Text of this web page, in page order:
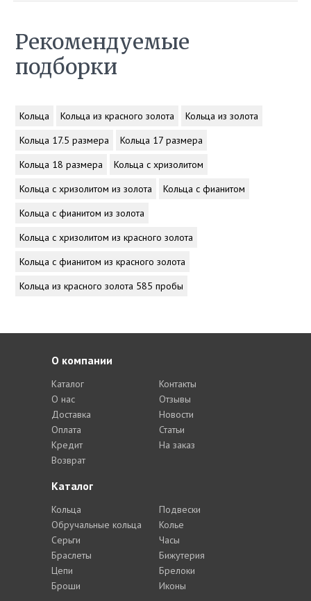
Рекомендуемые
подборки
Кольца Кольца из красного золота
Кольца из золота
Кольца 17.5 размера
Кольца 17 размера
Кольца 18 размера
Кольца с хризолитом
Кольца с хризолитом из золота
Кольца с фианитом
Кольца с фианитом из золота
Кольца с хризолитом из красного золота
Кольца с фианитом из красного золота
Кольца из красного золота 585 пробы
Каталог
Кольца
Обручальные кольца
Серьги
Браслеты
Цепи
Броши
Подвески
Колье
Часы
Бижутерия
Брелоки
Иконы
О компании
Каталог
О нас
Доставка
Оплата
Кредит
Возврат
Контакты
Отзывы
Новости
Статьи
На заказ